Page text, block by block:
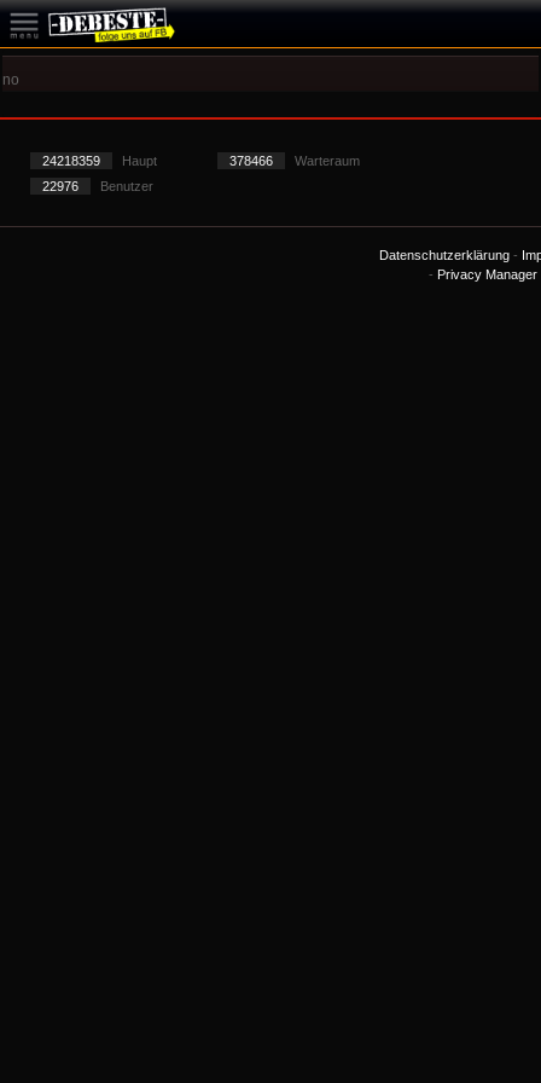
no
24218359 Haupt 378466
Warteraum
22976
Benutzer
Datenschutzerklärung-
- Privacy Manager